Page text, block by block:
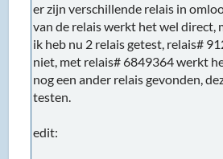
er zijn verschillende relais in
van de relais werkt het wel direct,
ik heb nu 2 relais getest, relais#
niet, met relais# 6849364 werkt
nog een ander relais gevonden,
testen.
edit: